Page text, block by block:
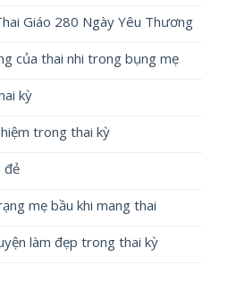
Giáo 280 Ngày Yêu Thương
của thai nhi trong bụng mẹ
kỳ
trong thai kỳ
đẻ
mẹ bầu khi mang thai
làm đẹp trong thai kỳ